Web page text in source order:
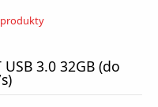
USB 3.0 32GB (do